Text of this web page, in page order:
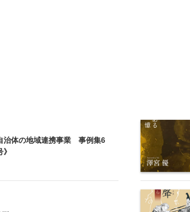
治体の地域連携事業 事例集6
》